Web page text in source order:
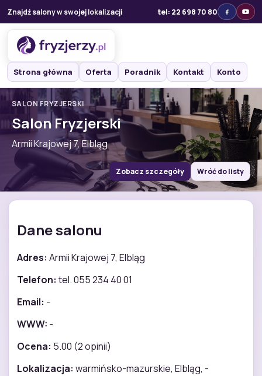
Znajdź salony w swojej lokalizacji tel: 22 698 70 80
Strona główna Oferta Poradnik Kontakt Konto
SALON FRYZJERSKI
Salon Fryzjerski
Armii Krajowej 7, Elbląg
Zobacz szczegóły Wróć do listy
Dane salonu
Adres: Armii Krajowej 7, Elbląg
Telefon: tel. 055 234 40 01
Email: -
WWW: -
Ocena: 5.00 (2 opinii)
Lokalizacja: warmińsko-mazurskie, Elbląg, -